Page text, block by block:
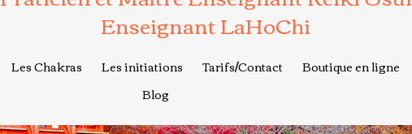
Enseignant LaHoChi
Les Chakras Les initiations Tarifs/Contact Boutique en ligne
Blog